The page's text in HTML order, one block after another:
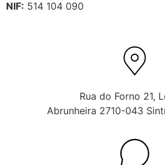
NIF: 514 104 090
Rua do Forno 21,
Abrunheira 2710-043